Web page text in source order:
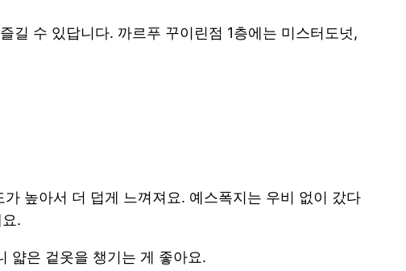
길 수 있답니다. 까르푸 꾸이린점 1층에는 미스터도넛,
높아서 더 덥게 느껴져요. 예스폭지는 우비 없이 갔다
.
얇은 겉옷을 챙기는 게 좋아요.